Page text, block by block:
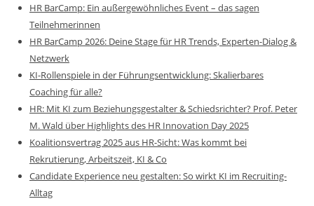
HR BarCamp: Ein außergewöhnliches Event – das sagen
Teilnehmerinnen
HR BarCamp 2026: Deine Stage für HR Trends, Experten-Dialog &
Netzwerk
KI-Rollenspiele in der Führungsentwicklung: Skalierbares
Coaching für alle?
HR: Mit KI zum Beziehungsgestalter & Schiedsrichter? Prof. Peter
M. Wald über Highlights des HR Innovation Day 2025
Koalitionsvertrag 2025 aus HR-Sicht: Was kommt bei
Rekrutierung, Arbeitszeit, KI & Co
Candidate Experience neu gestalten: So wirkt KI im Recruiting-
Alltag